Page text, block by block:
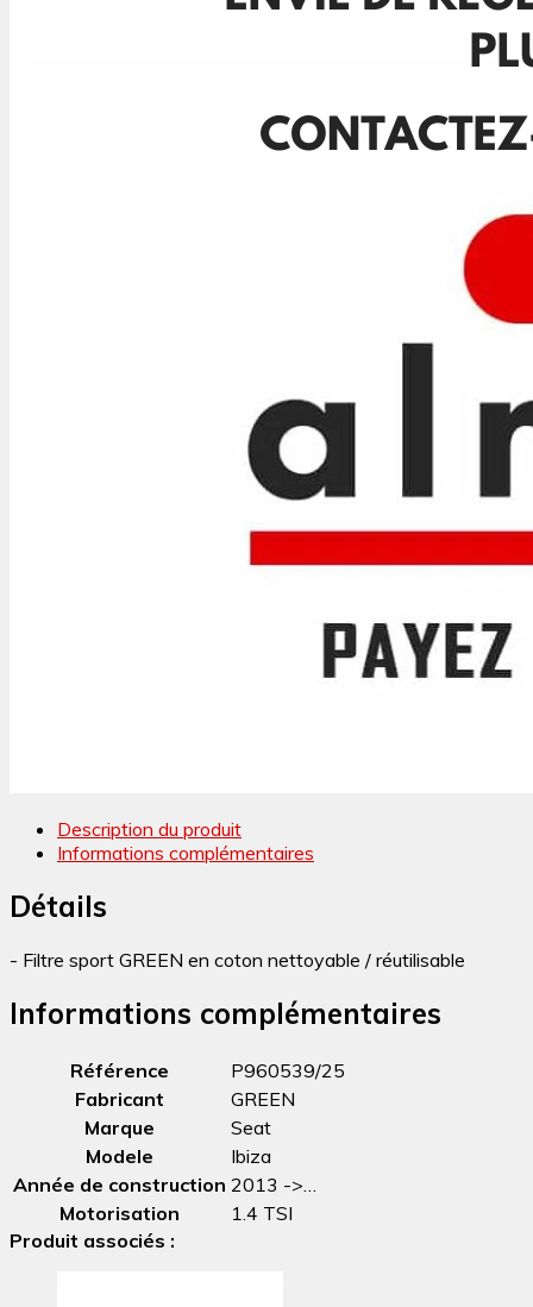
Description du produit
Informations complémentaires
Détails
- Filtre sport GREEN en coton nettoyable / réutilisable
Informations complémentaires
Référence
P960539/25
Fabricant
GREEN
Marque
Seat
Modele
Ibiza
Année de construction 2013 ->…
Motorisation
1.4 TSI
Produit associés :